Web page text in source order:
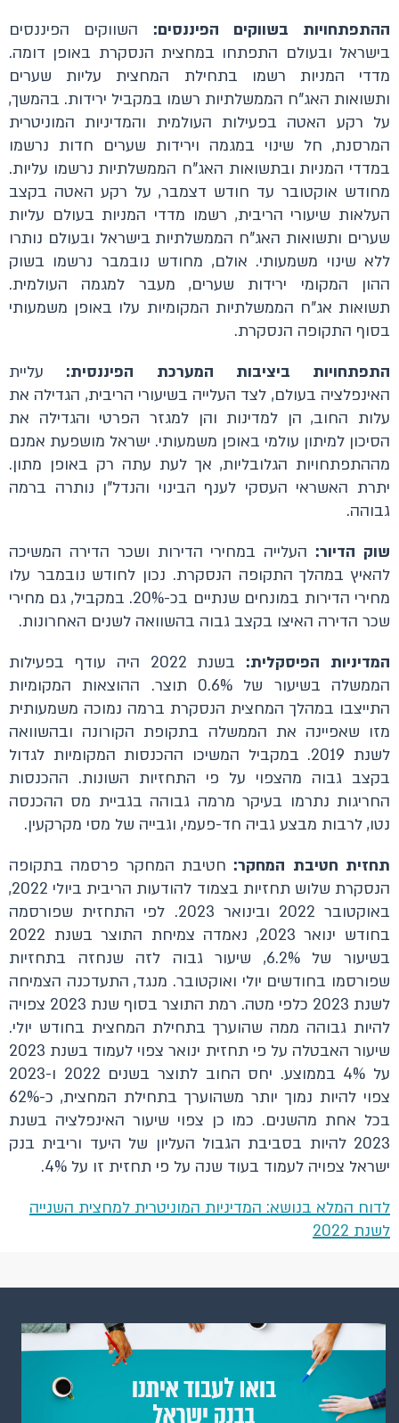
ההתפתחויות בשווקים הפיננסים: השווקים הפיננסים
בישראל ובעולם התפתחו במחצית הנסקרת באופן דומה.
מדדי המניות רשמו בתחילת המחצית עליות שערים
ותשואות האג"ח הממשלתיות רשמו במקביל ירידות. בהמשך,
על רקע האטה בפעילות העולמית והמדיניות המוניטרית
המרסנת, חל שינוי במגמה וירידות שערים חדות נרשמו
במדדי המניות ובתשואות האג"ח הממשלתיות נרשמו עליות.
מחודש אוקטובר עד חודש דצמבר, על רקע האטה בקצב
העלאות שיעורי הריבית, רשמו מדדי המניות בעולם עליות
שערים ותשואות האג"ח הממשלתיות בישראל ובעולם נותרו
ללא שינוי משמעותי. אולם, מחודש נובמבר נרשמו בשוק
ההון המקומי ירידות שערים, מעבר למגמה העולמית.
תשואות אג"ח הממשלתיות המקומיות עלו באופן משמעותי
בסוף התקופה הנסקרת.
התפתחויות ביציבות המערכת הפיננסית: עליית
האינפלציה בעולם, לצד העלייה בשיעורי הריבית, הגדילה את
עלות החוב, הן למדינות והן למגזר הפרטי והגדילה את
הסיכון למיתון עולמי באופן משמעותי. ישראל מושפעת אמנם
מההתפתחויות הגלובליות, אך לעת עתה רק באופן מתון.
יתרת האשראי העסקי לענף הבינוי והנדל"ן נותרה ברמה
גבוהה.
שוק הדיור: העלייה במחירי הדירות ושכר הדירה המשיכה
להאיץ במהלך התקופה הנסקרת. נכון לחודש נובמבר עלו
מחירי הדירות במונחים שנתיים בכ-20%. במקביל, גם מחירי
שכר הדירה האיצו בקצב גבוה בהשוואה לשנים האחרונות.
המדיניות הפיסקלית:
בשנת 2022 היה עודף בפעילות
הממשלה בשיעור של 0.6% תוצר. ההוצאות המקומיות
התייצבו במהלך המחצית הנסקרת ברמה נמוכה משמעותית
מזו שאפיינה את הממשלה בתקופת הקורונה ובהשוואה
לשנת 2019. במקביל המשיכו ההכנסות המקומיות לגדול
בקצב גבוה מהצפוי על פי התחזיות השונות. ההכנסות
החריגות נתרמו בעיקר מרמה גבוהה בגביית מס ההכנסה
נטו, לרבות מבצע גביה חד-פעמי, וגבייה של מסי מקרקעין.
תחזית חטיבת המחקר: חטיבת המחקר פרסמה בתקופה
הנסקרת שלוש תחזיות בצמוד להודעות הריבית ביולי 2022,
באוקטובר 2022 ובינואר 2023. לפי התחזית שפורסמה
בחודש ינואר 2023, נאמדה צמיחת התוצר בשנת 2022
בשיעור של 6.2%, שיעור גבוה לזה שנחזה בתחזיות
שפורסמו בחודשים יולי ואוקטובר. מנגד, התעדכנה הצמיחה
לשנת 2023 כלפי מטה. רמת התוצר בסוף שנת 2023 צפויה
להיות גבוהה ממה שהוערך בתחילת המחצית בחודש יולי.
שיעור האבטלה על פי תחזית ינואר צפוי לעמוד בשנת 2023
על 4% בממוצע. יחס החוב לתוצר בשנים 2022 ו-2023
צפוי להיות נמוך יותר משהוערך בתחילת המחצית, כ-62%
בכל אחת מהשנים. כמו כן צפוי שיעור האינפלציה בשנת
2023 להיות בסביבת הגבול העליון של היעד וריבית בנק
ישראל צפויה לעמוד בעוד שנה על פי תחזית זו על 4%.
לדוח המלא בנושא: המדיניות המוניטרית למחצית השנייה
לשנת 2022